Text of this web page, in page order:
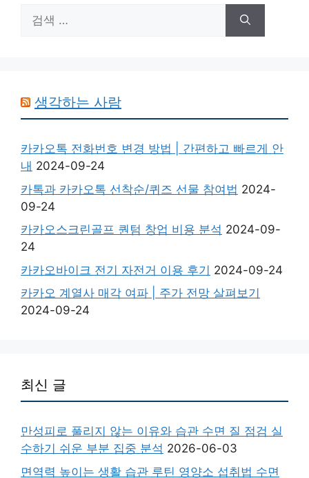
색:
생각하는 사람
카카오톡 전화번호 변경 방법 | 간편하고 빠르게 안
내 2024-09-24
카톡과 카카오톡 선착순/퀴즈 선물 참여법 2024-
09-24
카카오스크린골프 퀀텀 창업 비용 분석 2024-09-
24
카카오바이크 전기 자전거 이용 후기 2024-09-24
카카오 계열사 매각 여파 | 주가 전망 살펴보기
2024-09-24
최신 글
만성피로 풀리지 않는 이유와 습관 수면 질 점검 실
수하기 쉬운 부분 집중 분석 2026-06-03
면역력 높이는 생활 습관 루틴 영양소 섭취법 수면